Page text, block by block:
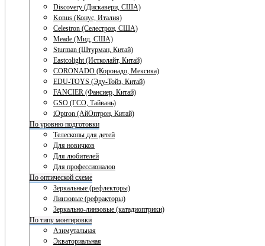
Discovery (Дискавери, США)
Konus (Конус, Италия)
Celestron (Селестрон, США)
Meade (Мид, США)
Sturman (Штурман, Китай)
Eastcolight (Истколайт, Китай)
CORONADO (Коронадо, Мексика)
EDU-TOYS (Эду-Тойз, Китай)
FANCIER (Фансиер, Китай)
GSO (ГСО, Тайвань)
iOptron (АйОптрон, Китай)
По уровню подготовки
Телескопы для детей
Для новичков
Для любителей
Для профессионалов
По оптической схеме
Зеркальные (рефлекторы)
Линзовые (рефракторы)
Зеркально-линзовые (катадиоптрики)
По типу монтировки
Азимутальная
Экваториальная